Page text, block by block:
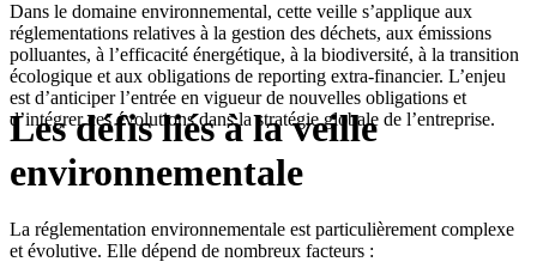
Dans le domaine environnemental, cette veille s’applique aux
réglementations relatives à la gestion des déchets, aux émissions
polluantes, à l’efficacité énergétique, à la biodiversité, à la transition
écologique et aux obligations de reporting extra-financier. L’enjeu
est d’anticiper l’entrée en vigueur de nouvelles obligations et
d’intégrer ces évolutions dans la stratégie globale de l’entreprise.
Les défis liés à la veille
environnementale
La réglementation environnementale est particulièrement complexe
et évolutive. Elle dépend de nombreux facteurs :